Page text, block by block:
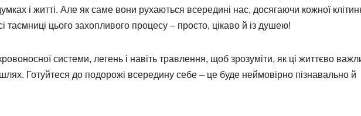
і житті. Але як саме вони рухаються всередині нас, досягаючи кожної
таємниці цього захопливого процесу – просто, цікаво й із душею!
системи, легень і навіть травлення, щоб зрозуміти, як ці життєво
Готуйтеся до подорожі всередину себе – це буде неймовірно пізнавально й